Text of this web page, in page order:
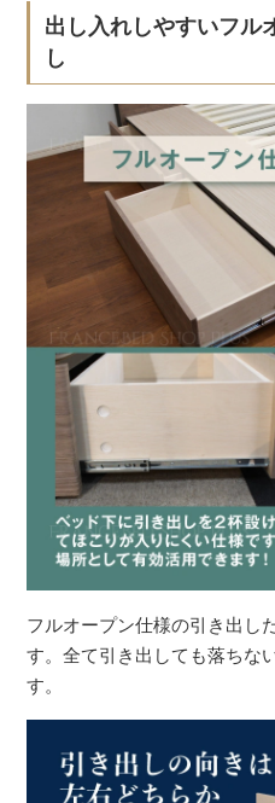
出し入れしやすいフル
し
フルオープン仕様の引き出し
す。全て引き出しても落ちな
す。